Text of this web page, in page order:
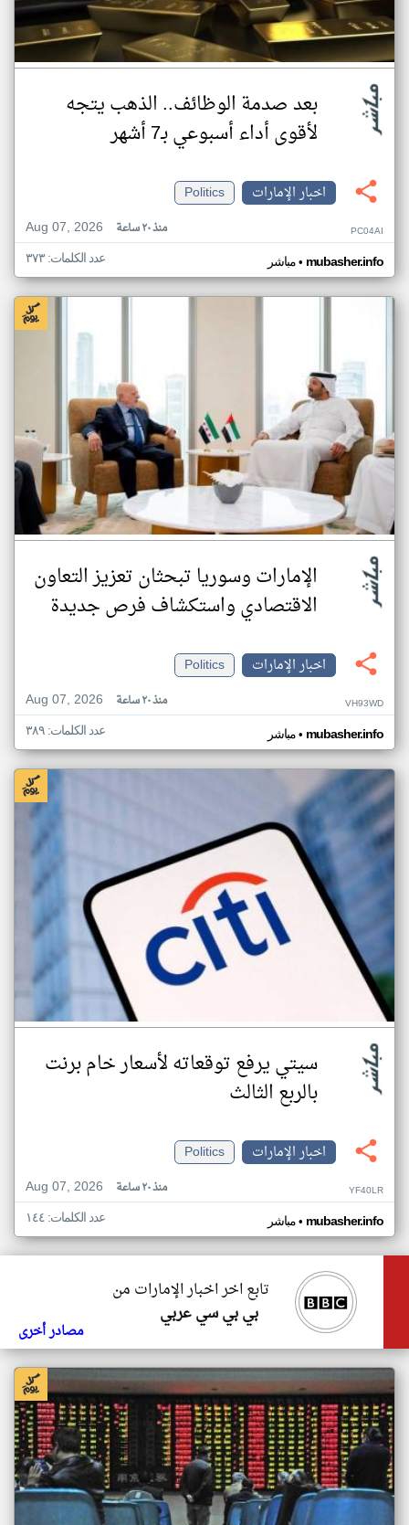
بعد صدمة الوظائف.. الذهب يتجه
لأقوى أداء أسبوعي بـ7 أشهر
اخبار الإمارات
Politics
Aug 07, 2026
منذ ٢٠ ساعة PC04AI
مباشر• mubasher.info عدد الكلمات: ٣٧٣
الإمارات وسوريا تبحثان تعزيز التعاون
الاقتصادي واستكشاف فرص جديدة
اخبار الإمارات
Politics
Aug 07, 2026
منذ ٢٠ ساعة VH93WD
مباشر• mubasher.info عدد الكلمات: ٣٨٩
سيتي يرفع توقعاته لأسعار خام برنت
بالربع الثالث
اخبار الإمارات
Politics
Aug 07, 2026
منذ ٢٠ ساعة YF40LR
مباشر• mubasher.info عدد الكلمات: ١٤٤
تابع اخر اخبار الإمارات من
بي بي سي عربي
مصادر أخرى